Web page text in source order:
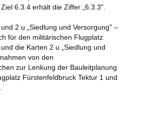
6.3.4 erhält die Ziffer „6.3.3".
2 u „Siedlung und Versorgung" –
für den militärischen Flugplatz
die Karten 2 u „Siedlung und
von den
zur Lenkung der Bauleitplanung
Fürstenfeldbruck Tektur 1 und